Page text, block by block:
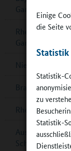
Einige
die Seite
Statistik
Statistik-
zu
Statistik-
Rheinland-
Ganztag
Niedersachsen:
Brandenburg:
Rheinland-
Ausschreibung
Schule‟